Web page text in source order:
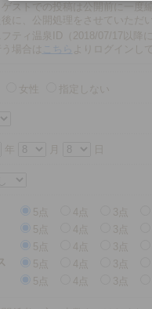
ゲストでの投稿は公開前に一度
後に、公開処理をさせていただ
フティ温泉ID（2018/07/17以降
場合は
こちら よりログインし
女性 指定しない
年
5点 3点
5点 3点
5点 3点
5点 3点
5点 3点